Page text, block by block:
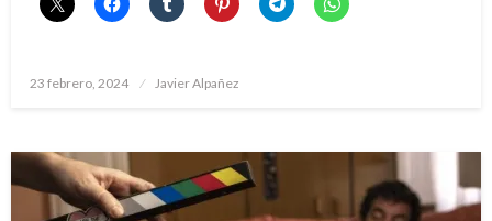
Publicado
23 febrero, 2024 Javier Alpañez